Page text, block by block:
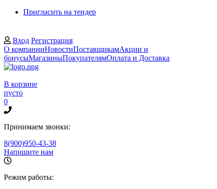
Пригласить на тендер
Вход Регистрация
О компанииНовостиПоставщикамАкции и
бонусыМагазиныПокупателямОплата и Доставка
В корзине
пусто
0
Принимаем звонки:
8(900)950-43-38
Напишите нам
Режим работы: